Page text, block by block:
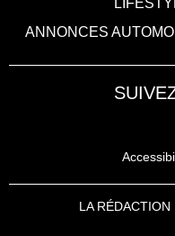
ANNONCES
LA RÉDACTION